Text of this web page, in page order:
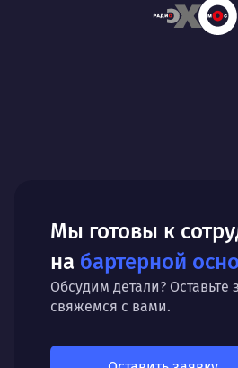
Мы готовы к
на бартерной
Обсудим детали? Оставьте
свяжемся с вами.